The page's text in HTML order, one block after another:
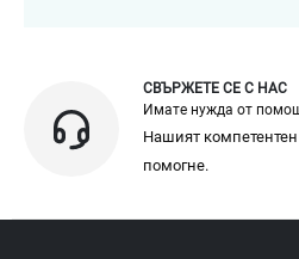
СВЪРЖЕТЕ СЕ С НАС
Имате нужда от
Нашият компетентен
помогне.